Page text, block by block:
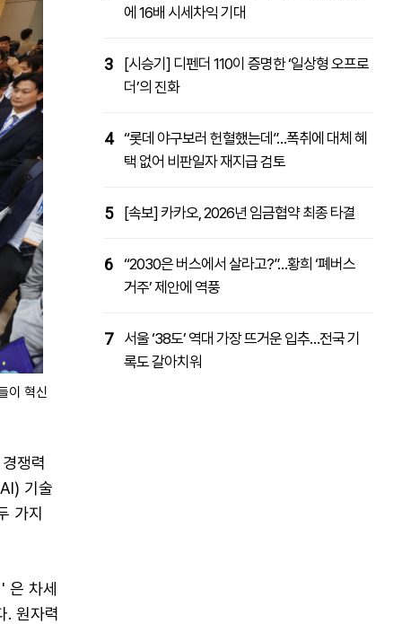
이 혁신
쟁력
기술
가지
은 차세
. 원자력
에 16배 시세차익 기대
3
[시승기] 디펜더 110이 증명한 ‘일상형 오프로
더’의 진화
4 “롯데 야구보러 헌혈했는데”…폭취에 대체 혜
택 없어 비판일자 재지급 검토
5 [속보] 카카오, 2026년 임금협약 최종 타결
6 “2030은 버스에서 살라고?”…황희 ‘폐버스
거주’ 제안에 역풍
7
서울 ‘38도’ 역대 가장 뜨거운 입추…전국 기
록도 갈아치워